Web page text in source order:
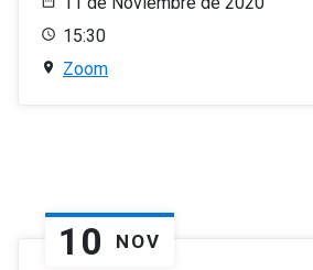
15:30
Zoom
10 NOV